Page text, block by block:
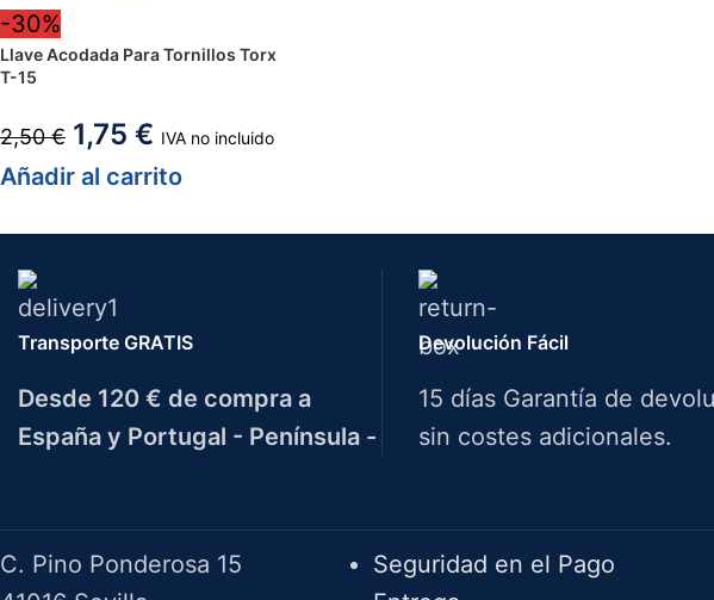
-30%
Llave Acodada Para Tornillos Torx
T-15
2,50€ 1,75 € IVA no incluido
Añadir al carrito
Transporte GRATIS
Desde 120 € de compra a
España y Portugal - Península -
Devolución Fácil
15 días Garantía de
sin costes adicionales.
C. Pino Ponderosa 15
Seguridad en el Pago